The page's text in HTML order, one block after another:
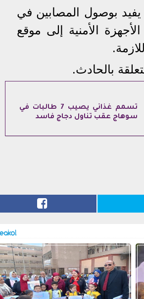
يفيد بوصول المصابين في
الأمنية إلى موقع
بالحادث.
تسمم غذائي يصيب 7 طالبات في
سوهاج عقب تناول دجاج فاسد